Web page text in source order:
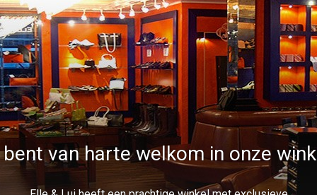
bent van harte welkom in onze